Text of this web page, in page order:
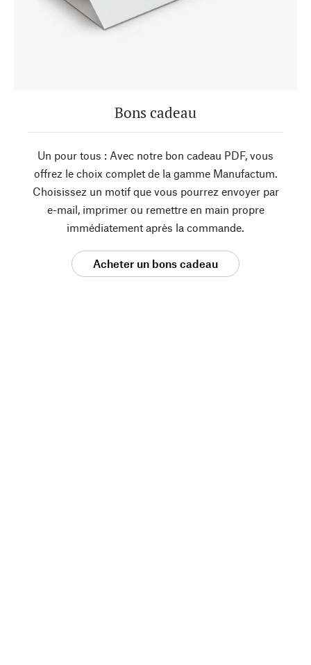
Bons cadeau
Un pour tous : Avec notre bon cadeau PDF, vous
offrez le choix complet de la gamme Manufactum.
Choisissez un motif que vous pourrez envoyer par
e-mail, imprimer ou remettre en main propre
immédiatement après la commande.
Acheter un bons cadeau